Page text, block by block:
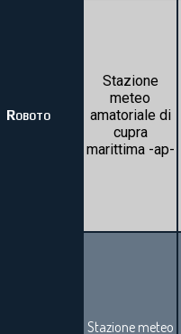
Roboto
Stazione
meteo
amatoriale di
cupra
marittima -ap-
Stazione meteo